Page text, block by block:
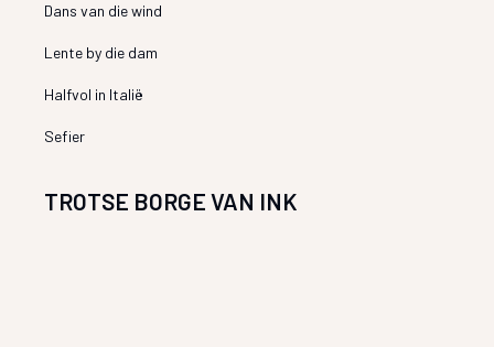
Dans van die wind
Lente by die dam
Halfvol in Italië
Sefier
TROTSE BORGE VAN INK